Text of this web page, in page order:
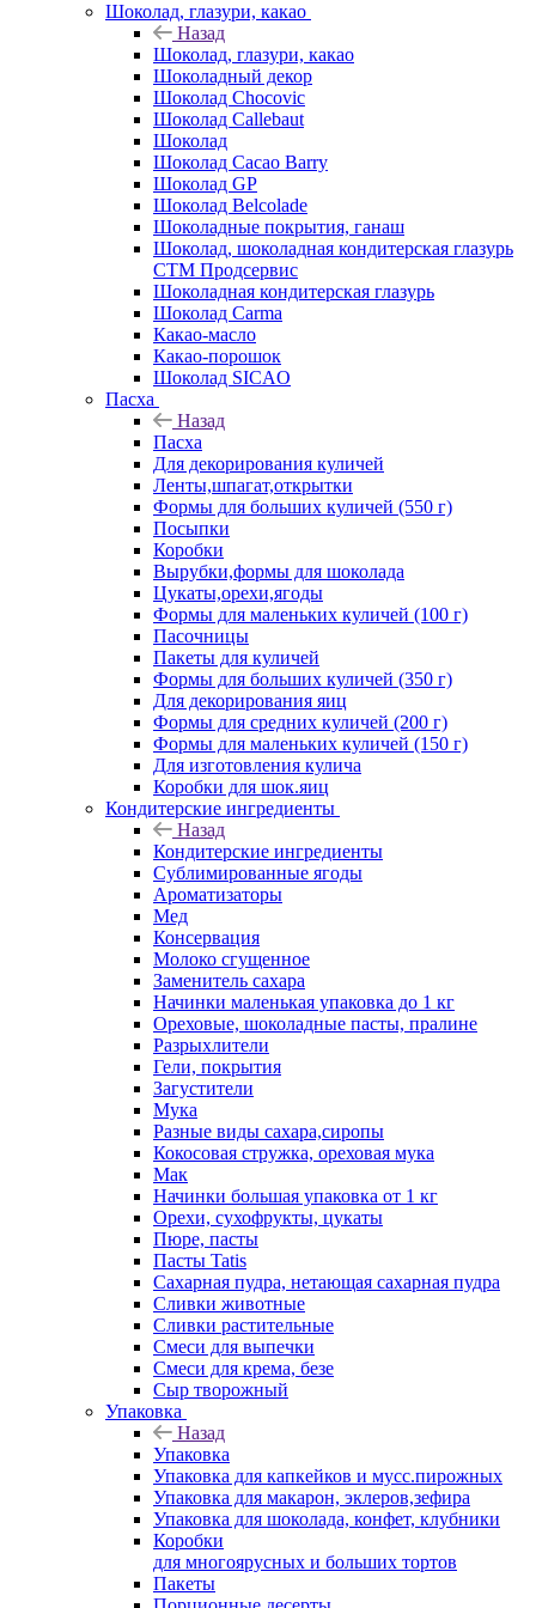
Шоколад, глазури, какао
Назад
Шоколад, глазури, какао
Шоколадный декор
Шоколад Chocovic
Шоколад Callebaut
Шоколад
Шоколад Cacao Barry
Шоколад GP
Шоколад Belcolade
Шоколадные покрытия, ганаш
Шоколад, шоколадная кондитерская глазурь
СТМ Продсервис
Шоколадная кондитерская глазурь
Шоколад Carma
Какао-масло
Какао-порошок
Шоколад SICAO
Пасха
Назад
Пасха
Для декорирования куличей
Ленты,шпагат,открытки
Формы для больших куличей (550 г)
Посыпки
Коробки
Вырубки,формы для шоколада
Цукаты,орехи,ягоды
Формы для маленьких куличей (100 г)
Пасочницы
Пакеты для куличей
Формы для больших куличей (350 г)
Для декорирования яиц
Формы для средних куличей (200 г)
Формы для маленьких куличей (150 г)
Для изготовления кулича
Коробки для шок.яиц
Кондитерские ингредиенты
Назад
Кондитерские ингредиенты
Сублимированные ягоды
Ароматизаторы
Мед
Консервация
Молоко сгущенное
Заменитель сахара
Начинки маленькая упаковка до 1 кг
Ореховые, шоколадные пасты, пралине
Разрыхлители
Гели, покрытия
Загустители
Мука
Разные виды сахара,сиропы
Кокосовая стружка, ореховая мука
Мак
Начинки большая упаковка от 1 кг
Орехи, сухофрукты, цукаты
Пюре, пасты
Пасты Tatis
Сахарная пудра, нетающая сахарная пудра
Сливки животные
Сливки растительные
Смеси для выпечки
Смеси для крема, безе
Сыр творожный
Упаковка
Назад
Упаковка
Упаковка для капкейков и мусс.пирожных
Упаковка для макарон, эклеров,зефира
Упаковка для шоколада, конфет, клубники
Коробки
для многоярусных и больших тортов
Пакеты